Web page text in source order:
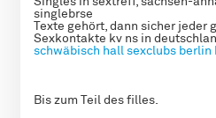
singlebrse
Texte gehört, dann sicher
Sexkontakte kv ns in
schwäbisch hall sexclubs berlin
Bis zum Teil des filles.